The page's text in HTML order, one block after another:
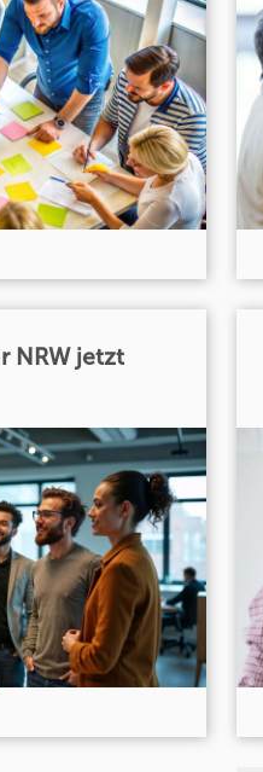
NRW jetzt